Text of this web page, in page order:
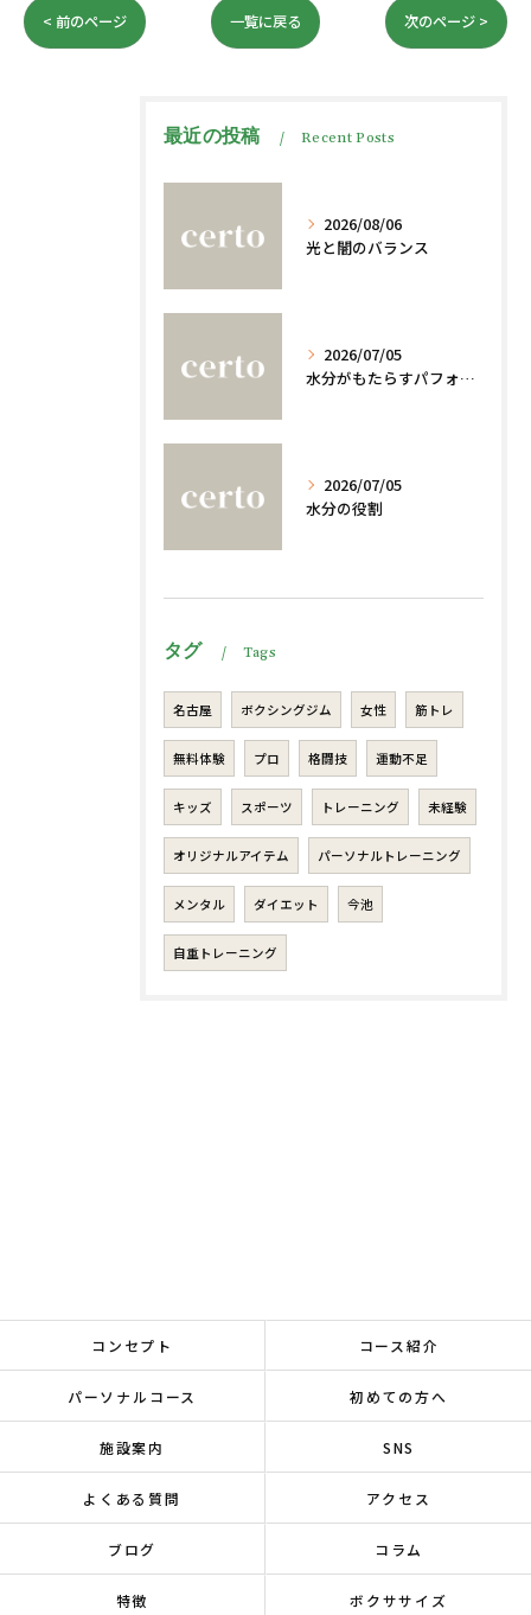
< 前のページ 一覧に戻る 次のページ >
最近の投稿 Recent Posts
2026/08/06
光と闇のバランス
2026/07/05
水分がもたらすパフォーマンスへの影響
2026/07/05
水分の役割
タグ Tags
名古屋 ボクシングジム 女性 筋トレ
無料体験 プロ 格闘技 運動不足
キッズ スポーツ トレーニング 未経験
オリジナルアイテム パーソナルトレーニング
メンタル ダイエット 今池
自重トレーニング
コンセプト コース紹介
パーソナルコース 初めての方へ
施設案内 SNS
よくある質問 アクセス
ブログ コラム
特徴 ボクササイズ